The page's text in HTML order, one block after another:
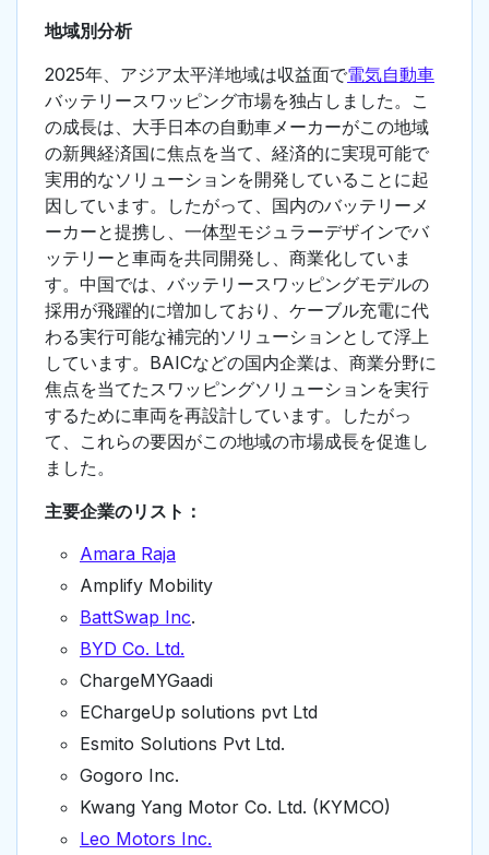
地域別分析
2025年、アジア太平洋地域は収益面で電気自動車
バッテリースワッピング市場を独占しました。こ
の成長は、大手日本の自動車メーカーがこの地域
の新興経済国に焦点を当て、経済的に実現可能で
実用的なソリューションを開発していることに起
因しています。したがって、国内のバッテリーメ
ーカーと提携し、一体型モジュラーデザインでバ
ッテリーと車両を共同開発し、商業化していま
す。中国では、バッテリースワッピングモデルの
採用が飛躍的に増加しており、ケーブル充電に代
わる実行可能な補完的ソリューションとして浮上
しています。BAICなどの国内企業は、商業分野に
焦点を当てたスワッピングソリューションを実行
するために車両を再設計しています。したがっ
て、これらの要因がこの地域の市場成長を促進し
ました。
主要企業のリスト：
Amara Raja
Amplify Mobility
BattSwap Inc.
BYD Co. Ltd.
ChargeMYGaadi
EChargeUp solutions pvt Ltd
Esmito Solutions Pvt Ltd.
Gogoro Inc.
Kwang Yang Motor Co. Ltd. (KYMCO)
Leo Motors Inc.